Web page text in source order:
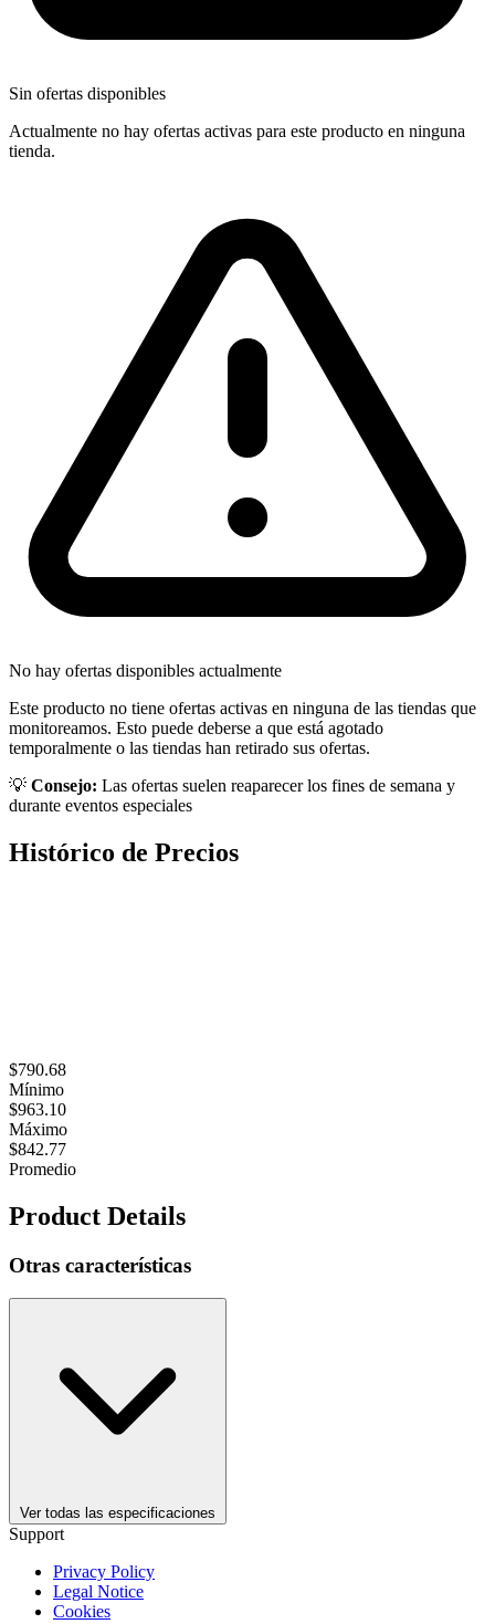
Sin ofertas disponibles
Actualmente no hay ofertas activas para este producto en ninguna
tienda.
No hay ofertas disponibles actualmente
Este producto no tiene ofertas activas en ninguna de las tiendas que
monitoreamos. Esto puede deberse a que está agotado
temporalmente o las tiendas han retirado sus ofertas.
💡 Consejo: Las ofertas suelen reaparecer los fines de semana y
durante eventos especiales
Histórico de Precios
$790.68
Mínimo
$963.10
Máximo
$842.77
Promedio
Product Details
Otras características
Ver todas las especificaciones
Support
Privacy Policy
Legal Notice
Cookies